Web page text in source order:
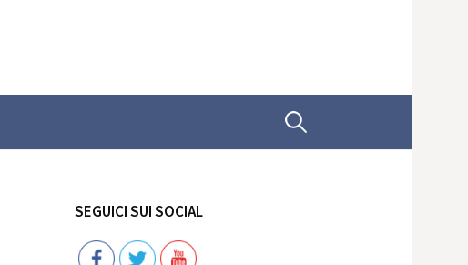
Ricerca
SEGUICI SUI SOCIAL
Follow